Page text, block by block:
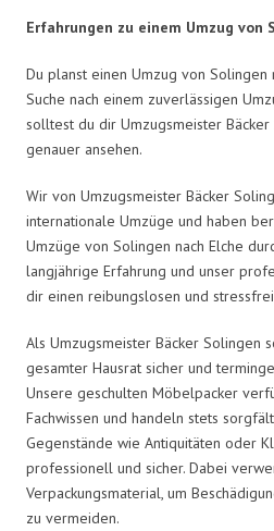
Erfahrungen zu einem Umzug von
Du planst einen Umzug von
Suche nach einem zuverlässigen
solltest du dir Umzugsmeister
genauer ansehen.
Wir von Umzugsmeister Bäcker
internationale Umzüge und haben
Umzüge von Solingen nach Elche
langjährige Erfahrung und unser
dir einen reibungslosen und
Als Umzugsmeister Bäcker Solingen
gesamter Hausrat sicher und
Unsere geschulten Möbelpacker
Fachwissen und handeln stets
Gegenstände wie Antiquitäten oder
professionell und sicher. Dabei
Verpackungsmaterial, um
zu vermeiden.